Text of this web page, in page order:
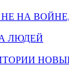
НЕ НА
ЛЮДЕЙ